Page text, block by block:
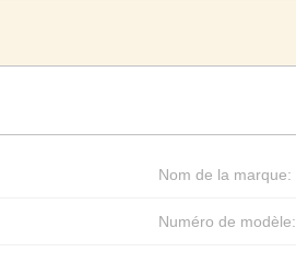
Nom de la marque:
Numéro de modèle: